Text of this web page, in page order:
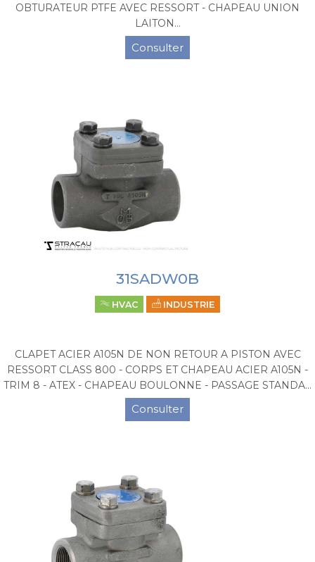
OBTURATEUR PTFE AVEC RESSORT - CHAPEAU UNION
LAITON...
Consulter
31SADW0B
HVAC INDUSTRIE
CLAPET ACIER A105N DE NON RETOUR A PISTON AVEC
RESSORT CLASS 800 - CORPS ET CHAPEAU ACIER A105N -
TRIM 8 - ATEX - CHAPEAU BOULONNE - PASSAGE STANDA...
Consulter